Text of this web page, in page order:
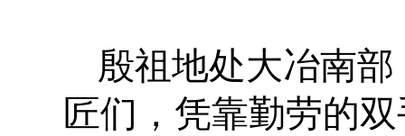
殷祖地处大冶南
匠们，凭靠勤劳的